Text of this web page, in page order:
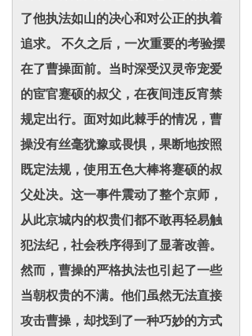
了他执法如山的决心和对公正的执着
追求。 不久之后，一次重要的考验摆
在了曹操面前。当时深受汉灵帝宠爱
的宦官蹇硕的叔父，在夜间违反宵禁
规定出行。面对如此棘手的情况，曹
操没有丝毫犹豫或畏惧，果断地按照
既定法规，使用五色大棒将蹇硕的叔
父处决。这一事件震动了整个京师，
从此京城内的权贵们都不敢再轻易触
犯法纪，社会秩序得到了显著改善。
然而，曹操的严格执法也引起了一些
当朝权贵的不满。他们虽然无法直接
攻击曹操，却找到了一种巧妙的方式